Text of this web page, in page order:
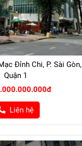
Đỉnh Chi, P. Sài Gòn,
Quận 1
Liên hệ